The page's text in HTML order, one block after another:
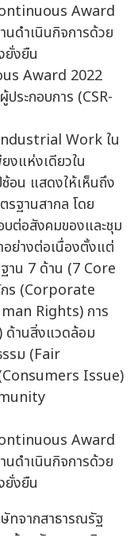
Award 2022
ระกอบการ (CSR-
Work ใน
งแห่งเดียวใน
อน แสดงให้เห็นถึง
รฐานสากล โดย
บต่อสังคมของและชุม
ย่างต่อเนื่องตั้งแต่
าน 7 ด้าน (7 Core
ร (Corporate
Rights) การ
านสิ่งแวดล้อม
รม (Fair
Issue)
ทจากสาธารณรัฐ